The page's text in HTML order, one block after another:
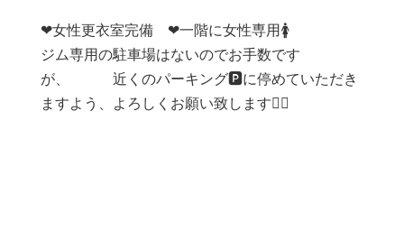
❤︎女性更衣室完備 ❤︎一階に女性専用🚺
ジム専用の駐車場はないのでお手数です
が、 近くのパーキング🅿️に停めていただき
ますよう、よろしくお願い致します🙇‍♀️